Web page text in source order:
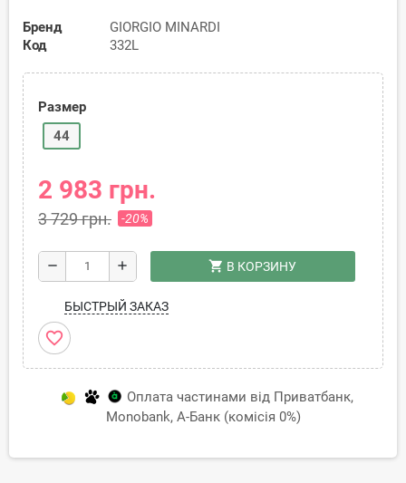
Бренд
GIORGIO MINARDI
Код
332L
Размер
44
2 983 грн.
3 729 грн. -20%
remove add shopping_cart В КОРЗИНУ
БЫСТРЫЙ ЗАКАЗ
favorite_border
Оплата частинами від Приватбанк,
Monobank, А-Банк (комісія 0%)